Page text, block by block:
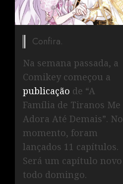
Confira.
Na semana passada, a
Comikey começou a
publicação de “A
Família de Tiranos Me
Adora Até Demais”. No
momento, foram
lançados 11 capítulos.
Será um capítulo novo
todo domingo.